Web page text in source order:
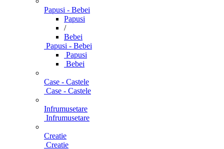
Papusi - Bebei
Papusi
/
Bebei
Papusi - Bebei
Papusi
Bebei
Case - Castele
Case - Castele
Infrumusetare
Infrumusetare
Creatie
Creatie